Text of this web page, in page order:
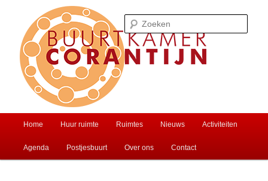
primaire
inhoud
secundaire
inhoud
Buurtkamer Corantijn
Ontmoet je buren of huur een zaal
Home Huur ruimte Ruimtes Nieuws Activiteiten
Agenda Postjesbuurt Over ons Contact